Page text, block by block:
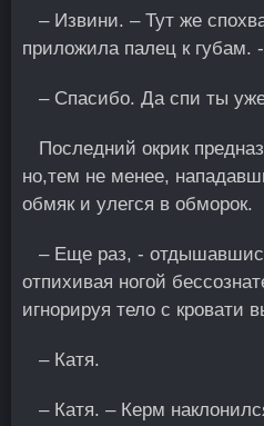
– Извини. – Тут же
приложила палец к губам.
– Спасибо. Да спи ты
Πоследний окрик
но,тем не менее,
обмяк и улегся в обморок.
– Еще раз, -
отпихивая ногой
игнорируя тело с кровати
– Катя.
– Катя. – Керм